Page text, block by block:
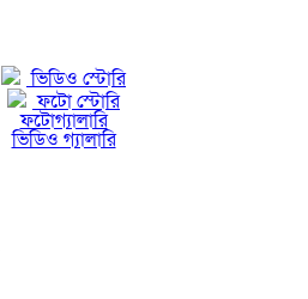
ভিডিও স্টোরি
ফটো স্টোরি
ফটোগ্যালারি
ভিডিও গ্যালারি